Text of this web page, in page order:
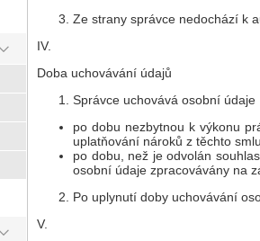
Ze strany správce nedochází k
IV.
Doba uchovávání údajů
Správce uchovává osobní údaje
po dobu nezbytnou k výkonu
uplatňování nároků z těchto
po dobu, než je odvolán
osobní údaje zpracovávány na
Po uplynutí doby uchovávání
V.